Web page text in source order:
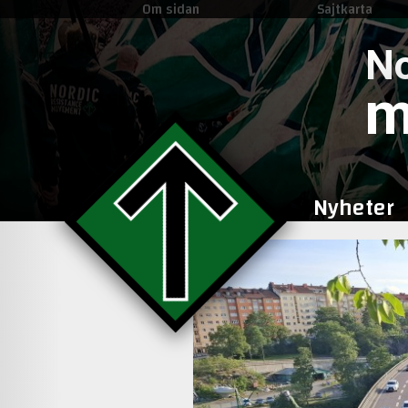
Om sidan Sajtkarta
Nyheter